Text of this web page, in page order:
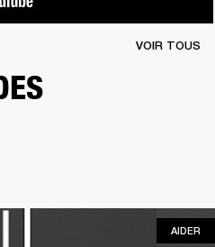
VOIR TOUS
AIDER